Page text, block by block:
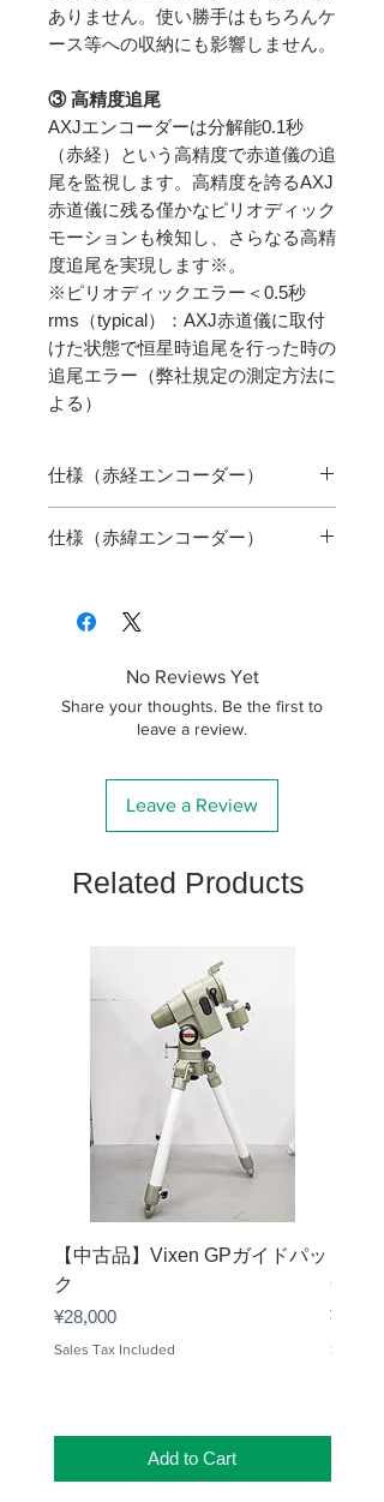
ありません。使い勝手はもちろんケ
ース等への収納にも影響しません。
③ 高精度追尾
AXJエンコーダーは分解能0.1秒
（赤経）という高精度で赤道儀の追
尾を監視します。高精度を誇るAXJ
赤道儀に残る僅かなピリオディック
モーションも検知し、さらなる高精
度追尾を実現します※。
※ピリオディックエラー＜0.5秒
rms（typical）：AXJ赤道儀に取付
けた状態で恒星時追尾を行った時の
追尾エラー（弊社規定の測定方法に
よる）
仕様（赤経エンコーダー）
センサー
反射型レーザーセ
スケール
0.1秒
＜0.5秒
給 DC5V 0.2A
0～40℃
重さ
Φ99.5×27mm(除・
突起部) 350g
※1：本製品はクラス１レーザー製
品です（ 引用規格 IEC60825-
1:2014 ）
※2：AXJ赤道儀に取付けた状態で
恒星時追尾を行った時の追尾エラー
（Vixen規定の測定方法による）
仕様（赤緯エンコーダー）
スケール
PET製反射型ロー
タリスケール
ピリオデ
ィックエ
-
D-SUB9PINメス
(AXJ赤道儀と接
続)
動作温度 0～40℃
大きさ・
Φ99.5×25mm(除・
突起部) 320g
星時追尾を行った時の追尾エラー
（Vixen規定の測定方法による）
No Reviews Yet
Share your thoughts. Be the first to
leave a review.
Leave a Review
Related Products
【中古品】Vixen GPガイドパッ
ク
Price
¥28,000
Sales Tax Included
Add to Cart
Price
¥50,000
Sales